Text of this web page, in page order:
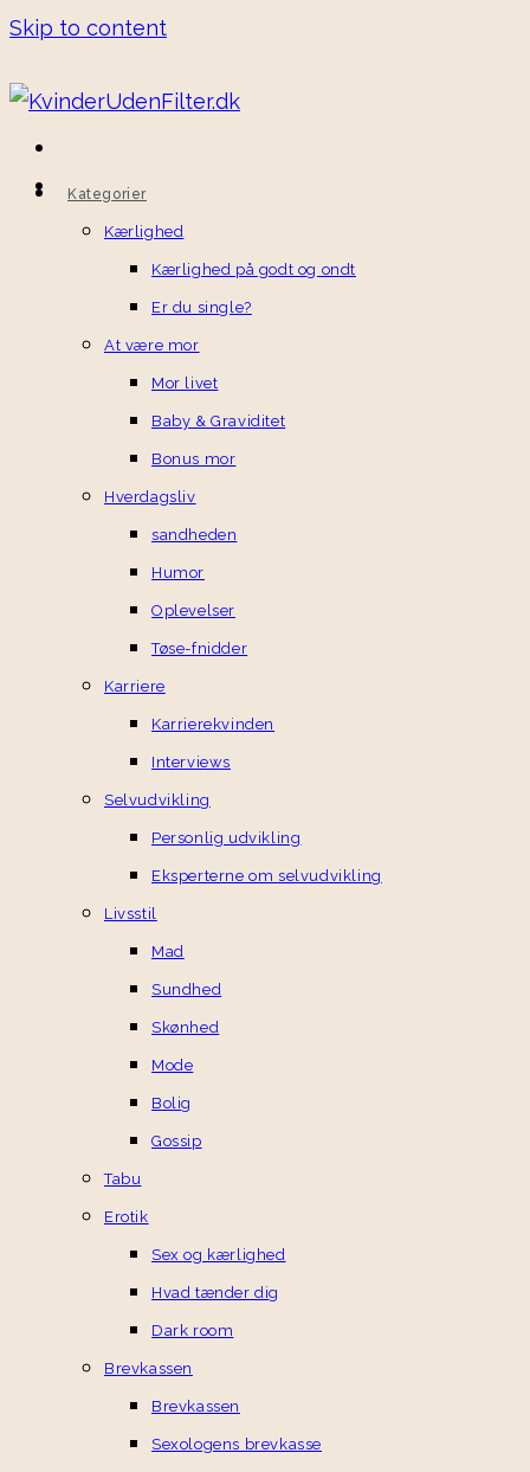
Skip to content
Kategorier
Kærlighed
Kærlighed på godt og ondt
Er du single?
At være mor
Mor livet
Baby & Graviditet
Bonus mor
Hverdagsliv
sandheden
Humor
Oplevelser
Tøse-fnidder
Karriere
Karrierekvinden
Interviews
Selvudvikling
Personlig udvikling
Eksperterne om selvudvikling
Livsstil
Mad
Sundhed
Skønhed
Mode
Bolig
Gossip
Tabu
Erotik
Sex og kærlighed
Hvad tænder dig
Dark room
Brevkassen
Brevkassen
Sexologens brevkasse